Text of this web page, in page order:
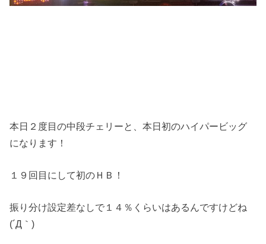
本日２度目の中段チェリーと、本日初のハイパービッグ
になります！
１９回目にして初のＨＢ！
振り分け設定差なしで１４％くらいはあるんですけどね
(´Д｀)